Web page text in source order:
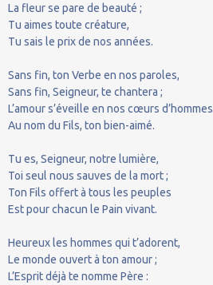
La fleur se pare de beauté ;
Tu aimes toute créature,
Tu sais le prix de nos années.
Sans fin, ton Verbe en nos paroles,
Sans fin, Seigneur, te chantera ;
L’amour s’éveille en nos cœurs d’hommes
Au nom du Fils, ton bien-aimé.
Tu es, Seigneur, notre lumière,
Toi seul nous sauves de la mort ;
Ton Fils offert à tous les peuples
Est pour chacun le Pain vivant.
Heureux les hommes qui t’adorent,
Le monde ouvert à ton amour ;
L’Esprit déjà te nomme Père :